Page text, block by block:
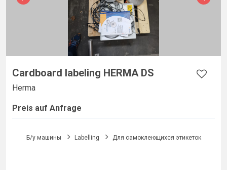
Cardboard labeling HERMA DS
Herma
Preis auf Anfrage
Б/у машины Labelling Для самоклеющихся этикеток